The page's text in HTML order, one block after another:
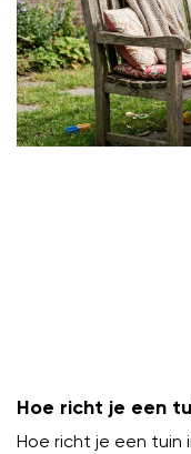
Hoe richt je een
familieavonden?
Hoe richt je een tuin